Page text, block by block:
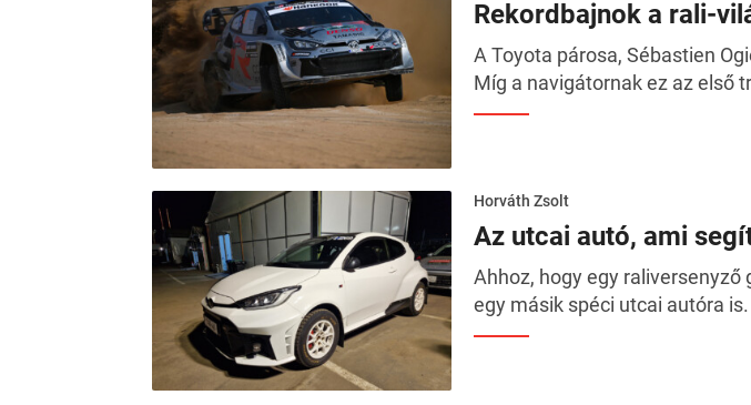
Rekordbajnok a rali-
A Toyota párosa, Sébastien
Míg a navigátornak ez az első
Horváth Zsolt
Az utcai autó, ami
Ahhoz, hogy egy
egy másik spéci utcai autóra